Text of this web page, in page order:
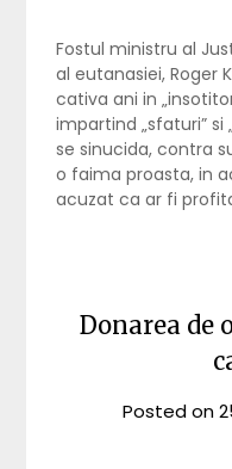
Fostul ministru al
al eutanasiei, Roger
cativa ani in
impartind „sfaturi” si
se sinucida, contra
o faima proasta, in
acuzat ca ar fi
Donarea de
Posted on